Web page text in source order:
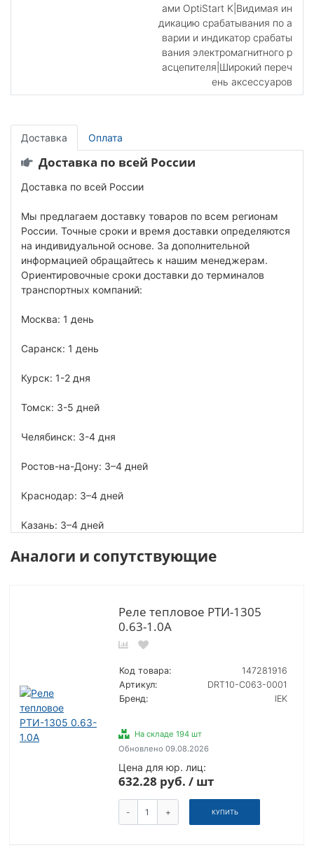
ами OptiStart K|Видимая ин
дикацию срабатывания по а
варии и индикатор срабаты
вания электромагнитного р
асцепителя|Широкий переч
ень аксессуаров
Доставка Оплата
Доставка по всей России
Доставка по всей России
Мы предлагаем доставку товаров по всем регионам
России. Точные сроки и время доставки определяются
на индивидуальной основе. За дополнительной
информацией обращайтесь к нашим менеджерам.
Ориентировочные сроки доставки до терминалов
транспортных компаний:
Москва: 1 день
Саранск: 1 день
Курск: 1-2 дня
Томск: 3-5 дней
Челябинск: 3-4 дня
Ростов-на-Дону: 3–4 дней
Краснодар: 3–4 дней
Казань: 3–4 дней
Аналоги и сопутствующие
Реле тепловое РТИ-1305
0.63-1.0А
Код товара:
147281916
Артикул:
DRT10-C063-0001
Бренд:
IEK
На складе 194 шт
Обновлено 09.08.2026
Цена для юр. лиц:
632.28 руб. / шт
- + КУПИТЬ